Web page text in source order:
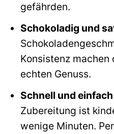
gefährden.
Schokoladig und
Konsistenz
echten Genuss.
Schnell und
Zubereitung ist
wenige Minuten.